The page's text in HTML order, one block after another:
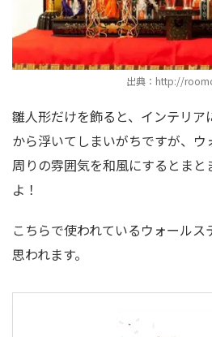
出典：http://
雛人形だけを飾ると、インテリ
から浮いてしまいがちですが、
周りの雰囲気を和風にするとま
よ！
こちらで使われているウォール
思われます。